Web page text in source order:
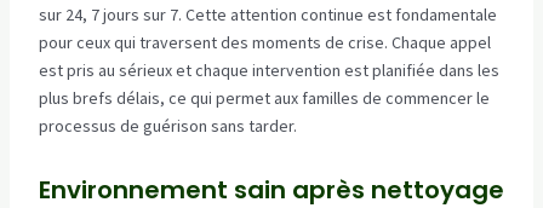
sur 24, 7 jours sur 7. Cette attention continue est fondamentale
pour ceux qui traversent des moments de crise. Chaque appel
est pris au sérieux et chaque intervention est planifiée dans les
plus brefs délais, ce qui permet aux familles de commencer le
processus de guérison sans tarder.
Environnement sain après nettoyage